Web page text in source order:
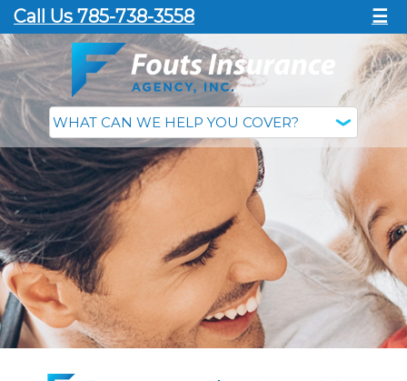
Call Us 785-738-3558 ☰